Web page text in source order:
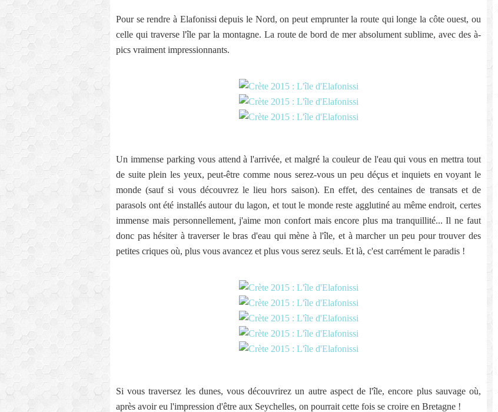
Pour se rendre à Elafonissi depuis le Nord, on peut emprunter la route qui longe la côte ouest, ou
celle qui traverse l'île par la montagne. La route de bord de mer absolument sublime, avec des à-
pics vraiment impressionnants.
Un immense parking vous attend à l'arrivée, et malgré la couleur de l'eau qui vous en mettra tout
de suite plein les yeux, peut-être comme nous serez-vous un peu déçus et inquiets en voyant le
monde (sauf si vous découvrez le lieu hors saison). En effet, des centaines de transats et de
parasols ont été installés autour du lagon, et tout le monde reste agglutiné au même endroit, certes
immense mais personnellement, j'aime mon confort mais encore plus ma tranquillité... Il ne faut
donc pas hésiter à traverser le bras d'eau qui mène à l'île, et à marcher un peu pour trouver des
petites criques où, plus vous avancez et plus vous serez seuls. Et là, c'est carrément le paradis !
Si vous traversez les dunes, vous découvrirez un autre aspect de l'île, encore plus sauvage où,
après avoir eu l'impression d'être aux Seychelles, on pourrait cette fois se croire en Bretagne !